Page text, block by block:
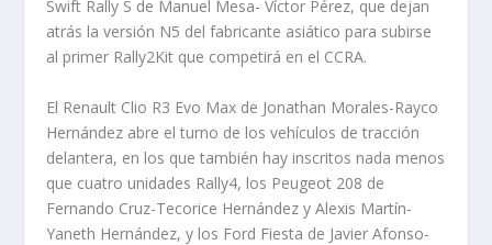
Swift Rally S de Manuel Mesa- Víctor Pérez, que dejan
atrás la versión N5 del fabricante asiático para subirse
al primer Rally2Kit que competirá en el CCRA.
El Renault Clio R3 Evo Max de Jonathan Morales-Rayco
Hernández abre el turno de los vehículos de tracción
delantera, en los que también hay inscritos nada menos
que cuatro unidades Rally4, los Peugeot 208 de
Fernando Cruz-Tecorice Hernández y Alexis Martín-
Yaneth Hernández, y los Ford Fiesta de Javier Afonso-